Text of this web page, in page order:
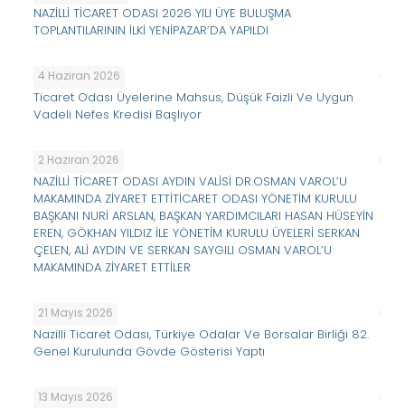
NAZİLLİ TİCARET ODASI 2026 YILI ÜYE BULUŞMA
TOPLANTILARININ İLKİ YENİPAZAR’DA YAPILDI
4 Haziran 2026
Ticaret Odası Üyelerine Mahsus, Düşük Faizli Ve Uygun
Vadeli Nefes Kredisi Başlıyor
2 Haziran 2026
NAZİLLİ TİCARET ODASI AYDIN VALİSİ DR.OSMAN VAROL’U
MAKAMINDA ZİYARET ETTİTİCARET ODASI YÖNETİM KURULU
BAŞKANI NURİ ARSLAN, BAŞKAN YARDIMCILARI HASAN HÜSEYİN
EREN, GÖKHAN YILDIZ İLE YÖNETİM KURULU ÜYELERİ SERKAN
ÇELEN, ALİ AYDIN VE SERKAN SAYGILI OSMAN VAROL’U
MAKAMINDA ZİYARET ETTİLER
21 Mayıs 2026
Nazilli Ticaret Odası, Türkiye Odalar Ve Borsalar Birliği 82.
Genel Kurulunda Gövde Gösterisi Yaptı
13 Mayıs 2026